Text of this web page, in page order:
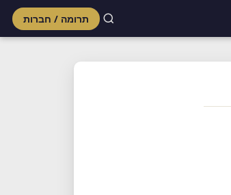
תרומה / חברות